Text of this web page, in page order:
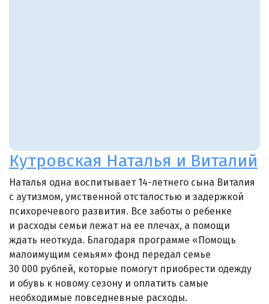
Кутровская Наталья и Виталий
Наталья одна воспитывает 14-летнего сына Виталия
с аутизмом, умственной отсталостью и задержкой
психоречевого развития. Все заботы о ребенке
и расходы семьи лежат на ее плечах, а помощи
ждать неоткуда. Благодаря программе «Помощь
малоимущим семьям» фонд передал семье
30 000 рублей, которые помогут приобрести одежду
и обувь к новому сезону и оплатить самые
необходимые повседневные расходы.